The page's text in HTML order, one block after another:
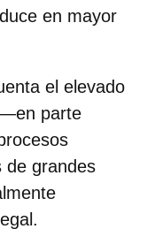
en mayor
el elevado
parte
de grandes